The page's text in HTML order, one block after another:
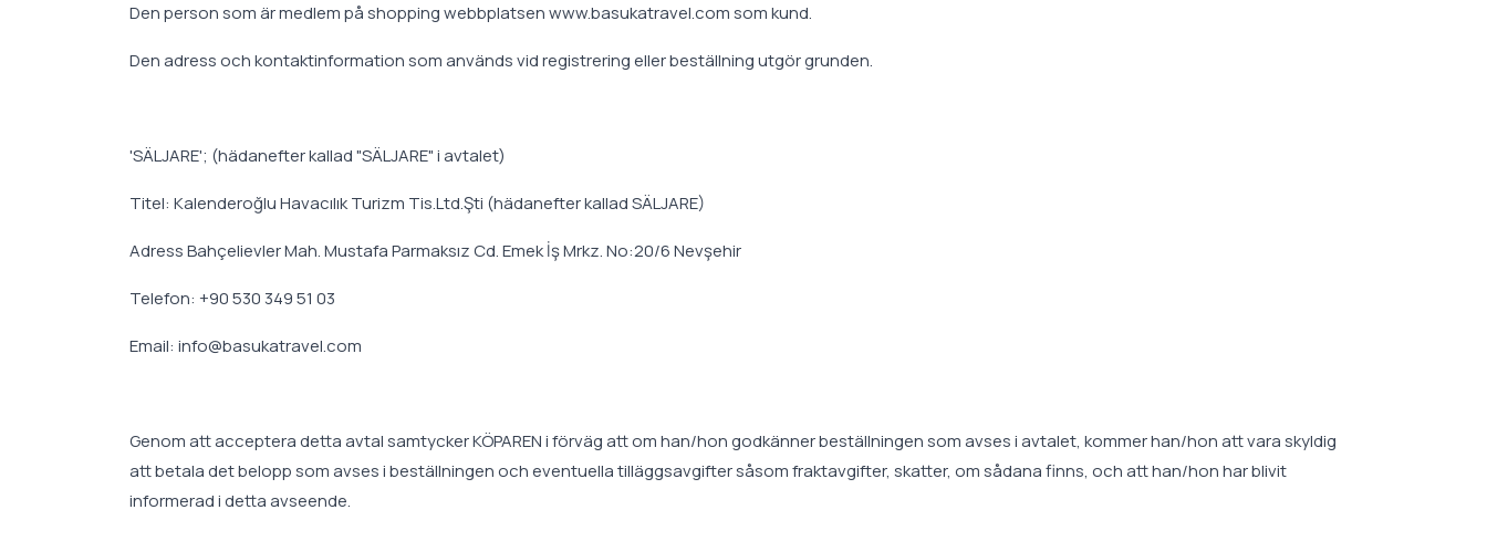
Den person som är medlem på shopping webbplatsen www.basukatravel.com som kund.
Den adress och kontaktinformation som används vid registrering eller beställning utgör grunden.
'SÄLJARE'; (hädanefter kallad "SÄLJARE" i avtalet)
Titel: Kalenderoğlu Havacılık Turizm Tis.Ltd.Şti (hädanefter kallad SÄLJARE)
Adress Bahçelievler Mah. Mustafa Parmaksız Cd. Emek İş Mrkz. No:20/6 Nevşehir
Telefon: +90 530 349 51 03
Email: info@basukatravel.com
Genom att acceptera detta avtal samtycker KÖPAREN i förväg att om han/hon godkänner beställningen som avses i avtalet, kommer han/hon att vara skyldig
att betala det belopp som avses i beställningen och eventuella tilläggsavgifter såsom fraktavgifter, skatter, om sådana finns, och att han/hon har blivit
informerad i detta avseende.